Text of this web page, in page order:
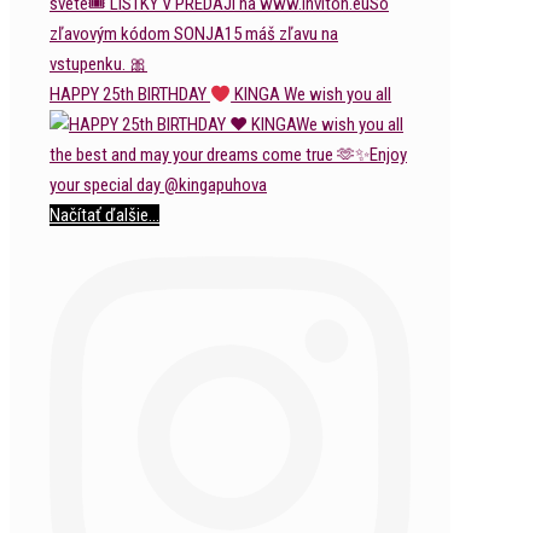
HAPPY 25th BIRTHDAY KINGA We wish you all
Načítať ďalšie...